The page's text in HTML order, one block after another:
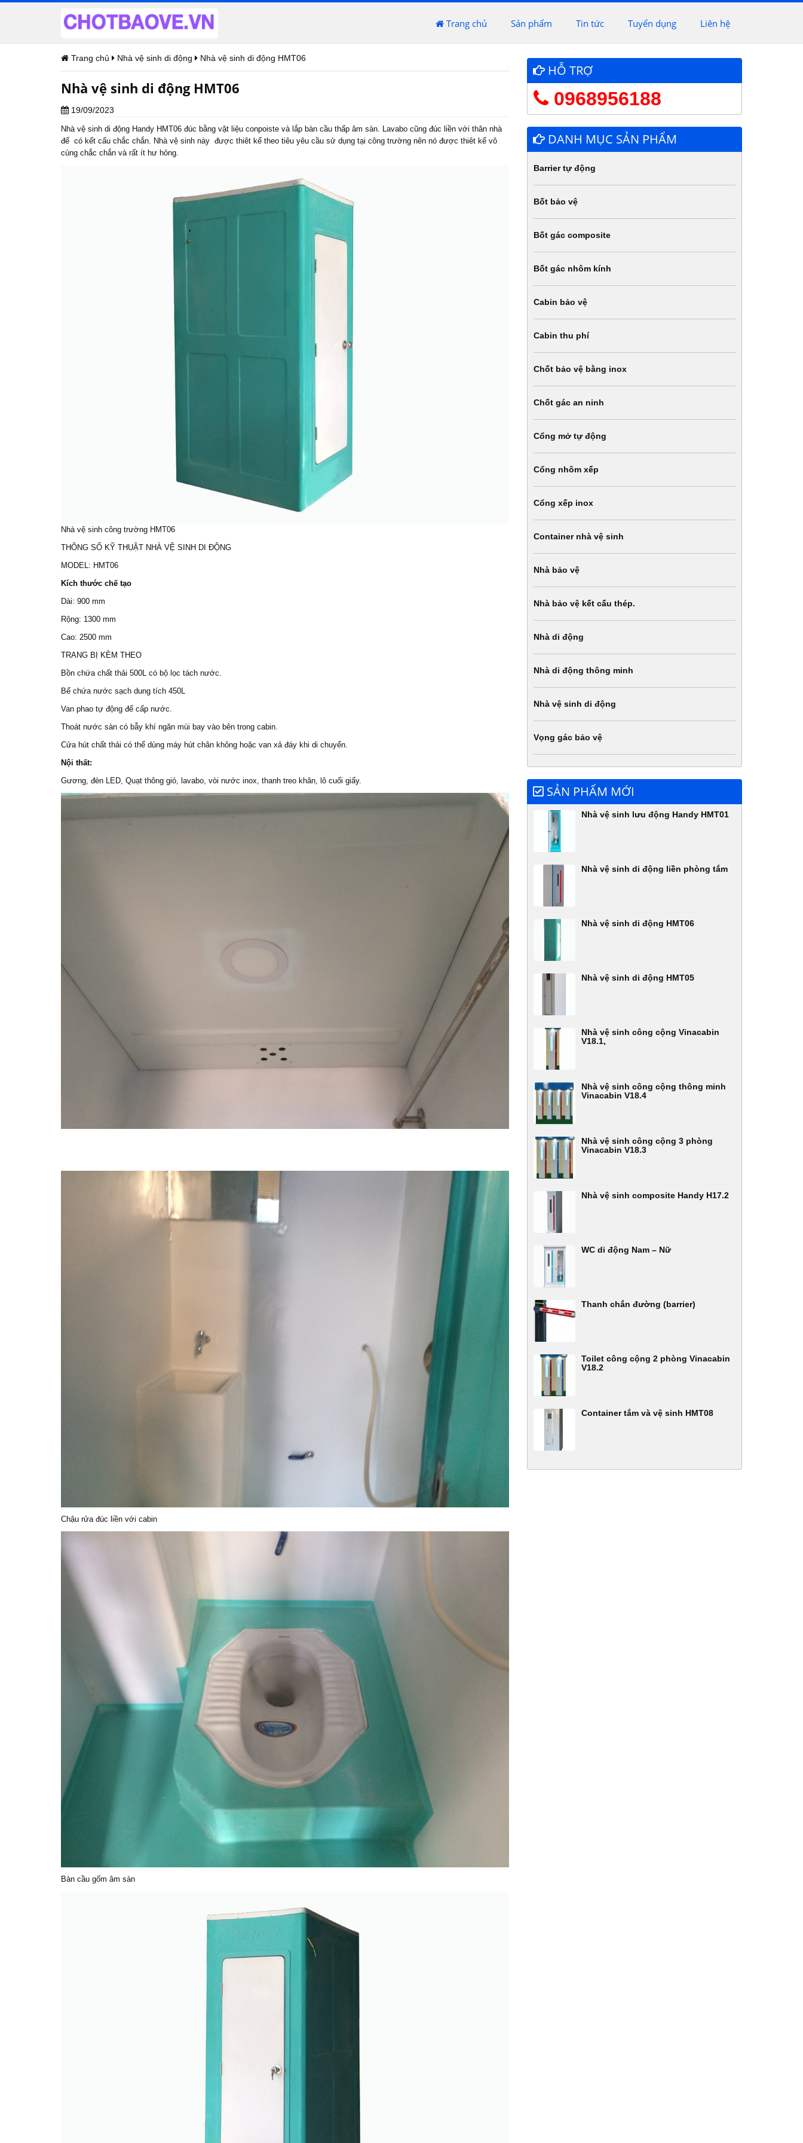
Trang chủ Sản phẩm Tin tức Tuyển dụng Liên hệ
Trang chủ Nhà vệ sinh di động Nhà vệ sinh di động HMT06
Nhà vệ sinh di động HMT06
19/09/2023
Nhà vệ sinh di động Handy HMT06 đúc bằng vật liệu conpoiste và lắp bàn cầu thấp âm sàn. Lavabo cũng đúc liền với thân nhà
để có kết cấu chắc chắn. Nhà vệ sinh này được thiêt kế theo tiêu yêu cầu sử dụng tại công trường nên nó được thiêt kế vô
cùng chắc chắn và rất ít hư hỏng.
Nhà vệ sinh công trường HMT06
THÔNG SỐ KỸ THUẬT NHÀ VỆ SINH DI ĐỘNG
MODEL: HMT06
Kích thước chế tạo
Dài: 900 mm
Rộng: 1300 mm
Cao: 2500 mm
TRANG BỊ KÈM THEO
Bồn chứa chất thải 500L có bộ lọc tách nước.
Bể chứa nước sạch dung tích 450L
Van phao tự động để cấp nước.
Thoát nước sàn có bẫy khí ngăn mùi bay vào bên trong cabin.
Cửa hút chất thải có thể dùng máy hút chân không hoặc van xả đáy khi di chuyển.
Nội thất:
Gương, đèn LED, Quạt thông gió, lavabo, vòi nước inox, thanh treo khăn, lô cuối giấy.
Chậu rửa đúc liền với cabin
Bàn cầu gốm âm sàn
HỖ TRỢ
0968956188
DANH MỤC SẢN PHẨM
Barrier tự động
Bốt bảo vệ
Bốt gác composite
Bốt gác nhôm kính
Cabin bảo vệ
Cabin thu phí
Chốt bảo vệ bằng inox
Chốt gác an ninh
Cổng mở tự động
Cổng nhôm xếp
Cổng xếp inox
Container nhà vệ sinh
Nhà bảo vệ
Nhà bảo vệ kết cấu thép.
Nhà di động
Nhà di động thông minh
Nhà vệ sinh di động
Vọng gác bảo vệ
SẢN PHẨM MỚI
Nhà vệ sinh lưu động Handy HMT01
Nhà vệ sinh di động liền phòng tắm
Nhà vệ sinh di động HMT06
Nhà vệ sinh di động HMT05
Nhà vệ sinh công cộng Vinacabin
V18.1,
Nhà vệ sinh công cộng thông minh
Vinacabin V18.4
Nhà vệ sinh công cộng 3 phòng
Vinacabin V18.3
Nhà vệ sinh composite Handy H17.2
WC di động Nam – Nữ
Thanh chắn đường (barrier)
Toilet công cộng 2 phòng Vinacabin
V18.2
Container tắm và vệ sinh HMT08